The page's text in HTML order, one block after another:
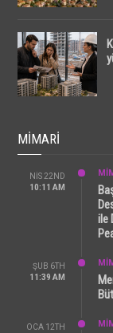
MIMARI
NIS 22ND
10:11 AM
ile
ŞUB 6TH
11:39 AM
OCA 12TH